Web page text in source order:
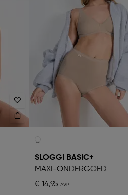
SLOGGI BASIC+
MAXI-ONDERGOED
€ 14,95